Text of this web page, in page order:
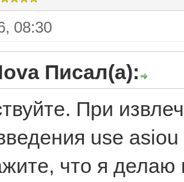
08:30
Писал(а):
При
use
что я делаю